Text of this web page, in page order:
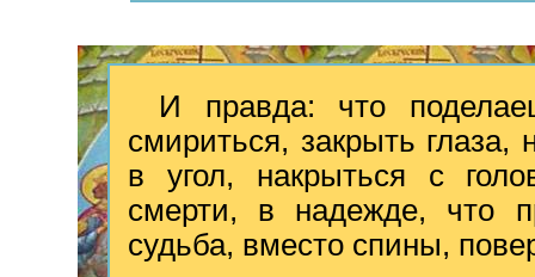
И правда: что
смириться, закрыть глаза,
в угол, накрыться с
смерти, в надежде, что
судьба, вместо спины,